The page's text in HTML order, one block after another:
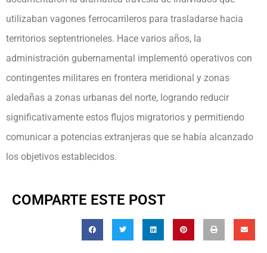
utilizaban vagones ferrocarrileros para trasladarse hacia
territorios septentrioneles. Hace varios años, la
administración gubernamental implementó operativos con
contingentes militares en frontera meridional y zonas
aledañas a zonas urbanas del norte, logrando reducir
significativamente estos flujos migratorios y permitiendo
comunicar a potencias extranjeras que se había alcanzado
los objetivos establecidos.
COMPARTE ESTE POST